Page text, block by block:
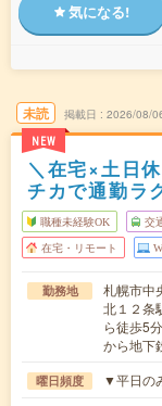
気になる!
未読
NEW
掲載日 2026/08/
＼在宅×土日
チカで通勤ラ
職種未経験OK 交
在宅・リモート
勤務地
札幌市中
北１２条
ら徒歩5
から地下
曜日頻度 ▼平日の